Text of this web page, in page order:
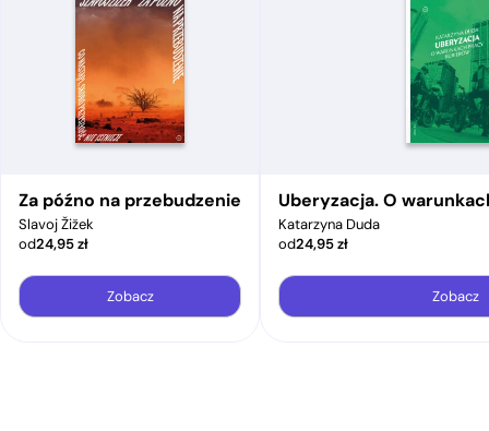
Za późno na przebudzenie
Slavoj Žižek
od24,95zł
Zobacz
Uberyzacja. O
Katarzyna Duda
od24,95zł
Zobacz